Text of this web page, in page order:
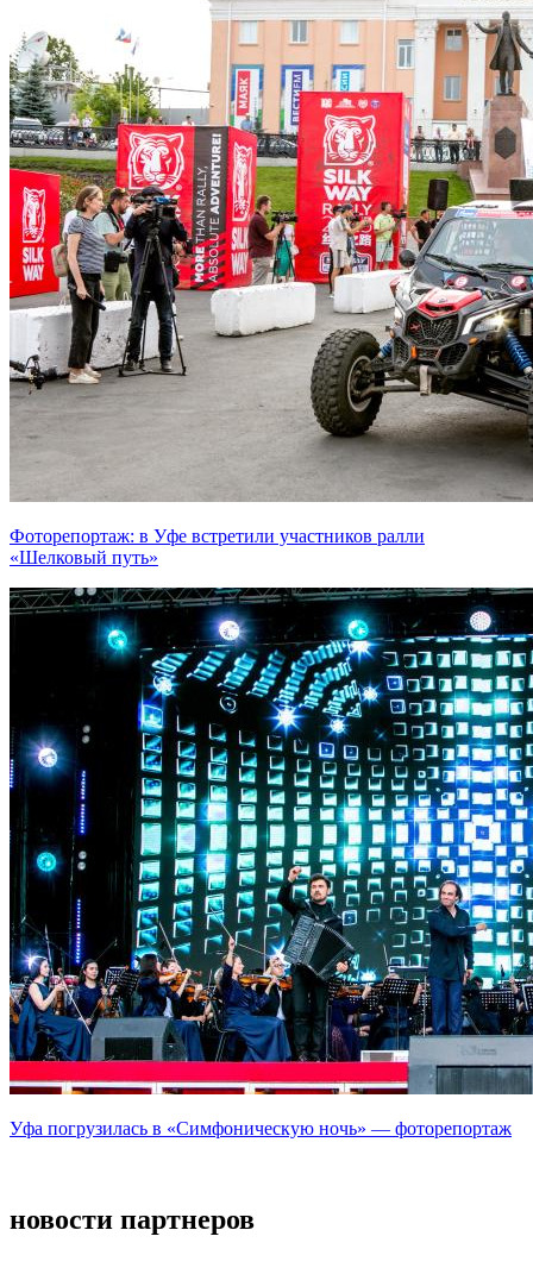
Фоторепортаж: в Уфе встретили участников ралли
«Шелковый путь»
Уфа погрузилась в «Симфоническую ночь» — фоторепортаж
новости партнеров